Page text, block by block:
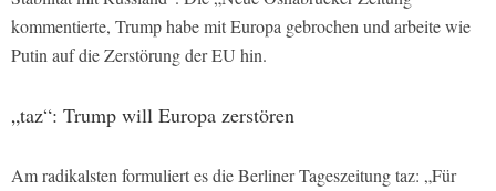
kommentierte, Trump habe mit Europa gebrochen und arbeite wie
Putin auf die Zerstörung der EU hin.
„taz“: Trump will Europa zerstören
Am radikalsten formuliert es die Berliner Tageszeitung taz: „Für